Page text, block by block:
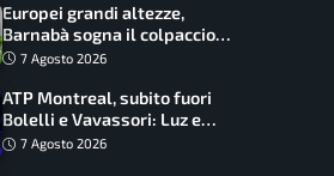
Europei grandi altezze,
Barnabà sogna il colpaccio:
è leader a metà gara, Baraldi
7 Agosto 2026
ATP Montreal, subito fuori
Bolelli e Vavassori: Luz e
Matos fermano gli azzurri
7 Agosto 2026